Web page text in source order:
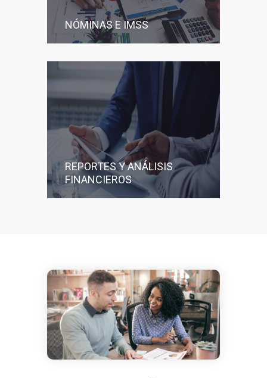
NÓMINAS E IMSS
REPORTES Y ANÁLISIS
FINANCIEROS